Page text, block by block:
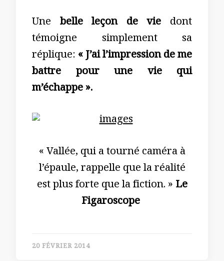
Une belle leçon de vie dont
témoigne simplement sa
réplique: « J’ai l’impression de me
battre pour une vie qui
m’échappe ».
« Vallée, qui a tourné caméra à
l’épaule, rappelle que la réalité
est plus forte que la fiction. » Le
Figaroscope
20 FÉVRIER 2014